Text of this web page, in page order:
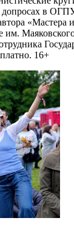
в
«Мастера
им.
16+